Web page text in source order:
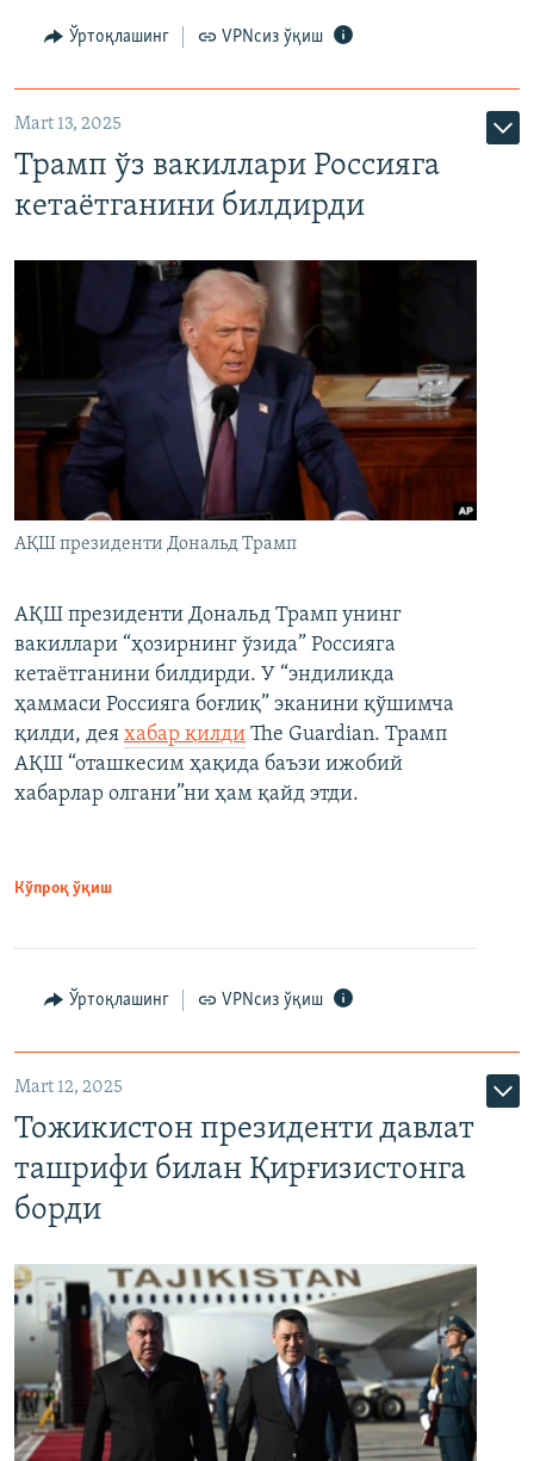
Ўртоқлашинг VPNсиз ўқиш
Mart 13, 2025
Трамп ўз вакиллари Россияга
кетаётганини билдирди
АҚШ президенти Дональд Трамп
АҚШ президенти Дональд Трамп унинг
вакиллари “ҳозирнинг ўзида” Россияга
кетаётганини билдирди. У “эндиликда
ҳаммаси Россияга боғлиқ” эканини қўшимча
қилди, дея хабар қилди The Guardian. Трамп
АҚШ “оташкесим ҳақида баъзи ижобий
хабарлар олгани”ни ҳам қайд этди.
Кўпроқ ўқиш
Ўртоқлашинг VPNсиз ўқиш
Mart 12, 2025
Тожикистон президенти давлат
ташрифи билан Қирғизистонга
борди